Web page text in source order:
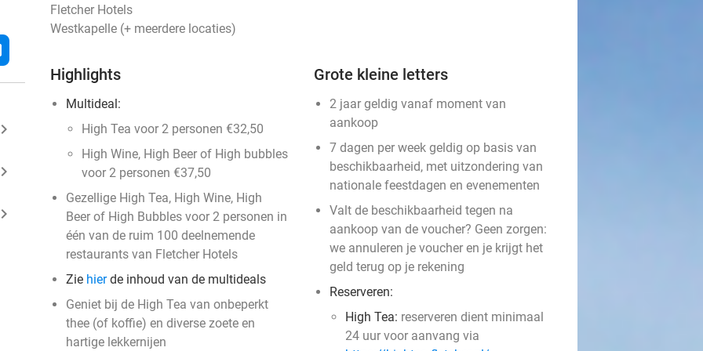
keyboard_arrow_right
keyboard_arrow_right
keyboard_arrow_right
Fletcher Hotels
Westkapelle (+ meerdere locaties)
Highlights
Multideal:
High Tea voor 2 personen €32,50
High Wine, High Beer of High bubbles
voor 2 personen €37,50
Gezellige High Tea, High Wine, High
Beer of High Bubbles voor 2 personen in
één van de ruim 100 deelnemende
restaurants van Fletcher Hotels
Zie hierde inhoud van de multideals
Geniet bij de High Tea van onbeperkt
thee (of koffie) en diverse zoete en
hartige lekkernijen
Grote kleine letters
2 jaar geldig vanaf moment van
aankoop
7 dagen per week geldig op basis van
beschikbaarheid, met uitzondering van
nationale feestdagen en evenementen
Valt de beschikbaarheid tegen na
aankoop van de voucher? Geen zorgen:
we annuleren je voucher en je krijgt het
geld terug op je rekening
Reserveren:
High Tea: ​ reserveren dient minimaal
24 uur voor aanvang via